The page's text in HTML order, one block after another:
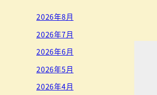
2026年8月
2026年7月
2026年6月
2026年5月
2026年4月